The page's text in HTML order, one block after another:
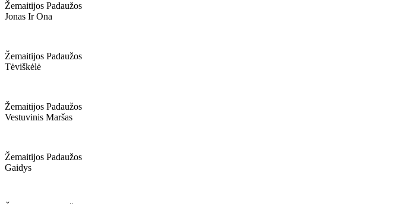
Žemaitijos Padaužos
Jonas Ir Ona
Žemaitijos Padaužos
Tėviškėlė
Žemaitijos Padaužos
Vestuvinis Maršas
Žemaitijos Padaužos
Gaidys